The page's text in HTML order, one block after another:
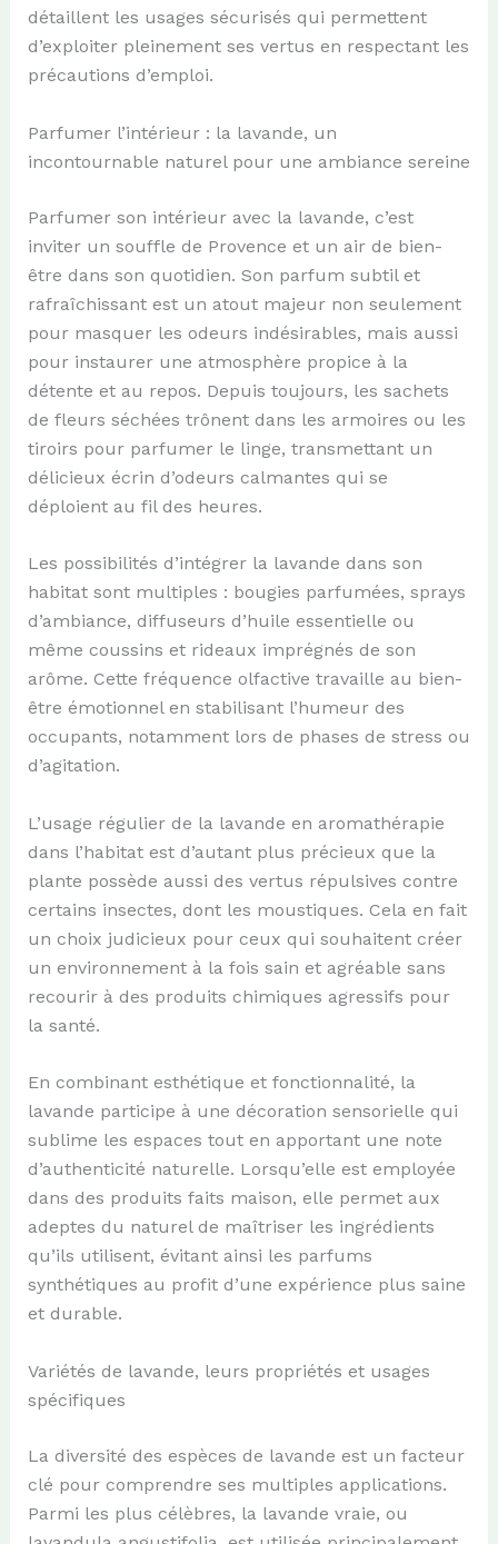
détaillent les usages sécurisés qui permettent
d’exploiter pleinement ses vertus en respectant les
précautions d’emploi.
Parfumer l’intérieur : la lavande, un
incontournable naturel pour une ambiance sereine
Parfumer son intérieur avec la lavande, c’est
inviter un souffle de Provence et un air de bien-
être dans son quotidien. Son parfum subtil et
rafraîchissant est un atout majeur non seulement
pour masquer les odeurs indésirables, mais aussi
pour instaurer une atmosphère propice à la
détente et au repos. Depuis toujours, les sachets
de fleurs séchées trônent dans les armoires ou les
tiroirs pour parfumer le linge, transmettant un
délicieux écrin d’odeurs calmantes qui se
déploient au fil des heures.
Les possibilités d’intégrer la lavande dans son
habitat sont multiples : bougies parfumées, sprays
d’ambiance, diffuseurs d’huile essentielle ou
même coussins et rideaux imprégnés de son
arôme. Cette fréquence olfactive travaille au bien-
être émotionnel en stabilisant l’humeur des
occupants, notamment lors de phases de stress ou
d’agitation.
L’usage régulier de la lavande en aromathérapie
dans l’habitat est d’autant plus précieux que la
plante possède aussi des vertus répulsives contre
certains insectes, dont les moustiques. Cela en fait
un choix judicieux pour ceux qui souhaitent créer
un environnement à la fois sain et agréable sans
recourir à des produits chimiques agressifs pour
la santé.
En combinant esthétique et fonctionnalité, la
lavande participe à une décoration sensorielle qui
sublime les espaces tout en apportant une note
d’authenticité naturelle. Lorsqu’elle est employée
dans des produits faits maison, elle permet aux
adeptes du naturel de maîtriser les ingrédients
qu’ils utilisent, évitant ainsi les parfums
synthétiques au profit d’une expérience plus saine
et durable.
Variétés de lavande, leurs propriétés et usages
spécifiques
La diversité des espèces de lavande est un facteur
clé pour comprendre ses multiples applications.
Parmi les plus célèbres, la lavande vraie, ou